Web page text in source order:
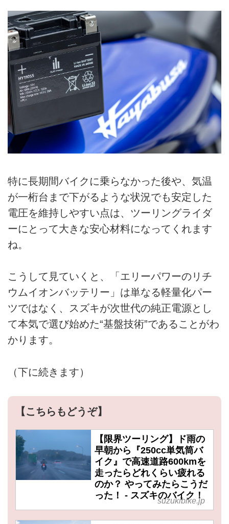
特に長期間バイクに乗らなかった後や、気温
が一桁台まで下がるような状況でも安定した
電圧を維持しやすい点は、ツーリングライダ
ーにとって大きな安心材料になってくれます
ね。
こうして見ていくと、「エリーパワーのリチ
ウムイオンバッテリー」は単なる軽量化パー
ツではなく、スズキが次世代の純正電源とし
て本気で選び始めた“基盤技術”であることがわ
かります。
（下に続きます）
【こちらもどうぞ】
【限界ツーリング】ド雨の
早朝から『250cc単気筒バ
イク』で高速道路600kmを
走ったらどれくらい疲れる
のか？ やってみたらこうだ
った！ - スズキのバイク！
suzukibike.jp